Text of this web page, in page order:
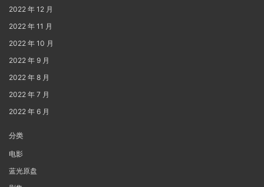
2022 年 12 月
2022 年 11 月
2022 年 10 月
2022 年 9 月
2022 年 8 月
2022 年 7 月
2022 年 6 月
分类
电影
蓝光原盘